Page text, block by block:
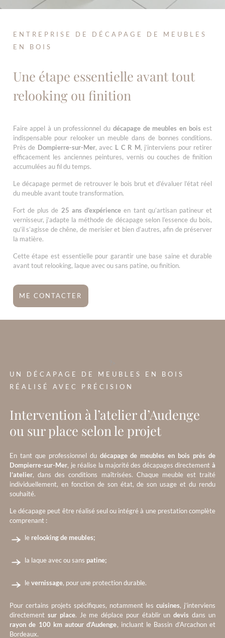
ENTREPRISE DE DÉCAPAGE DE MEUBLES
EN BOIS
Une étape essentielle avant tout
relooking ou finition
Faire appel à un professionnel du décapage de meubles en bois est
indispensable pour relooker un meuble dans de bonnes conditions.
Près de Dompierre-sur-Mer, avec L C R M, j’interviens pour retirer
efficacement les anciennes peintures, vernis ou couches de finition
accumulées au fil du temps.
Le décapage permet de retrouver le bois brut et d’évaluer l’état réel
du meuble avant toute transformation.
Fort de plus de 25 ans d’expérience en tant qu’artisan patineur et
vernisseur, j’adapte la méthode de décapage selon l’essence du bois,
qu’il s’agisse de chêne, de merisier et bien d’autres, afin de préserver
la matière.
Cette étape est essentielle pour garantir une base saine et durable
avant tout relooking, laque avec ou sans patine, ou finition.
ME CONTACTER
UN DÉCAPAGE DE MEUBLES EN BOIS
RÉALISÉ AVEC PRÉCISION
Intervention à l’atelier d’Audenge
ou sur place selon le projet
En tant que professionnel du décapage de meubles en bois près de
Dompierre-sur-Mer, je réalise la majorité des décapages directement à
l’atelier, dans des conditions maîtrisées. Chaque meuble est traité
individuellement, en fonction de son état, de son usage et du rendu
souhaité.
Le décapage peut être réalisé seul ou intégré à une prestation complète
comprenant :
le relooking de meubles;
la laque avec ou sans patine;
levernissage, pour une protection durable.
Pour certains projets spécifiques, notamment les cuisines, j’interviens
directement sur place. Je me déplace pour établir undevis dans un
rayon de 100 km autour d’Audenge, incluant le Bassin d’Arcachon et
Bordeaux.